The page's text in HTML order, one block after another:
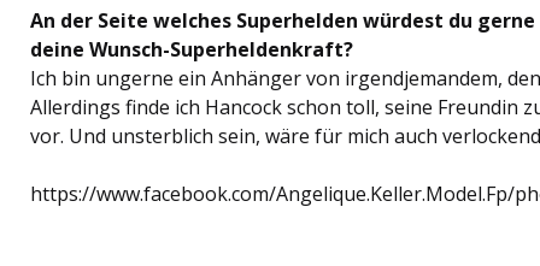
An der Seite welches Superhelden würdest du
deine Wunsch-Superheldenkraft?
Ich bin ungerne ein Anhänger von irgendjemandem,
Allerdings finde ich Hancock schon toll, seine Freundin
vor. Und unsterblich sein, wäre für mich auch
https://www.facebook.com/Angelique.Keller.Model.Fp/